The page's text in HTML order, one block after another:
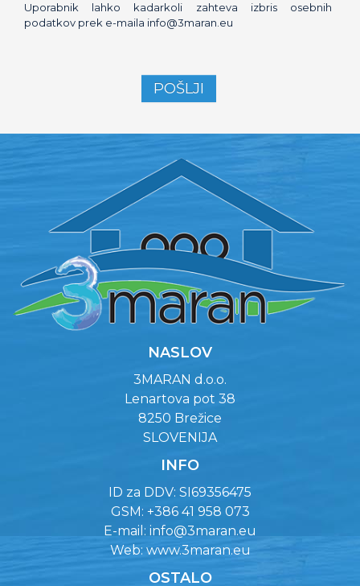
Uporabnik lahko kadarkoli zahteva izbris osebnih
podatkov prek e-maila info@3maran.eu
POŠLJI
NASLOV
3MARAN d.o.o.
Lenartova pot 38
8250 Brežice
SLOVENIJA
INFO
ID za DDV: SI69356475
GSM: +386 41 958 073
E-mail: info@3maran.eu
Web: www.3maran.eu
OSTALO